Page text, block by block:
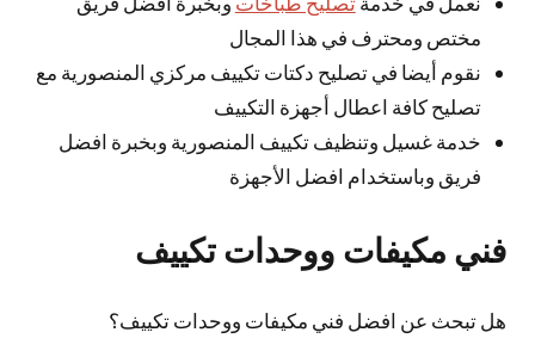
مختص ومحترف في هذا المجال
نقوم أيضا في تصليح دكتات تكييف مركزي المنصورية مع
تصليح كافة اعطال أجهزة التكييف
خدمة غسيل وتنظيف تكييف المنصورية وبخبرة افضل
فريق وباستخدام افضل الأجهزة
فني مكيفات ووحدات تكييف
هل تبحث عن افضل فني مكيفات ووحدات تكييف؟